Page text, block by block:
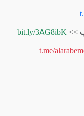
>>
bit.ly/3AG8ibK
t.me/